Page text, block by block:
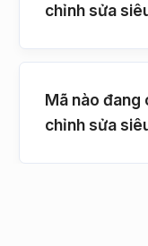
chỉnh sửa
Mã nào đang
chỉnh sửa